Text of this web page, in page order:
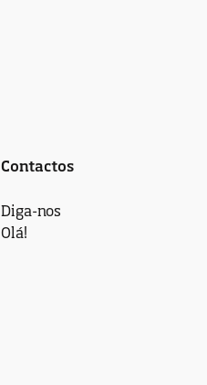
Contactos
Diga-nos
Olá!